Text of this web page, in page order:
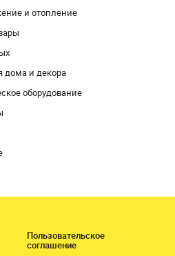
и отопление
дома и декора
оборудование
Пользовательское
соглашение